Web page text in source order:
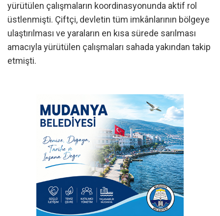
yürütülen çalışmaların koordinasyonunda aktif rol
üstlenmişti. Çiftçi, devletin tüm imkânlarının bölgeye
ulaştırılması ve yaraların en kısa sürede sarılması
amacıyla yürütülen çalışmaları sahada yakından takip
etmişti.